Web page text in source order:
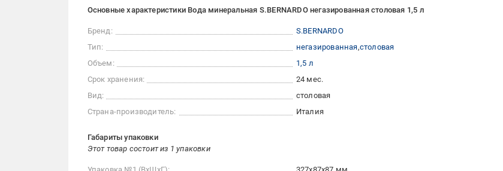
Основные характеристики Вода минеральная S.BERNARDO негазированная столовая 1,5 л
Бренд:
S.BERNARDO
Тип:
негазированная столовая
Объем:
1,5 л
Срок хранения:
24 мес.
Вид:
столовая
Страна-производитель:
Италия
Габариты упаковки
Этот товар состоит из 1 упаковки